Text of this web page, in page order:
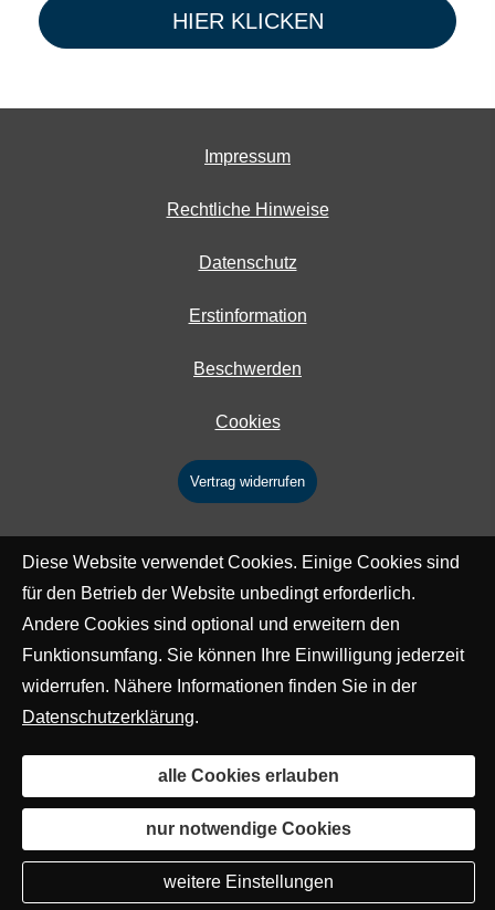
HIER KLICKEN
Impressum
Rechtliche Hinweise
Datenschutz
Erstinformation
Beschwerden
Cookies
Vertrag widerrufen
Diese Website verwendet Cookies. Einige Cookies sind
für den Betrieb der Website unbedingt erforderlich.
Andere Cookies sind optional und erweitern den
Funktionsumfang. Sie können Ihre Einwilligung jederzeit
widerrufen. Nähere Informationen finden Sie in der
Datenschutzerklärung.
alle Cookies erlauben
nur notwendige Cookies
weitere Einstellungen